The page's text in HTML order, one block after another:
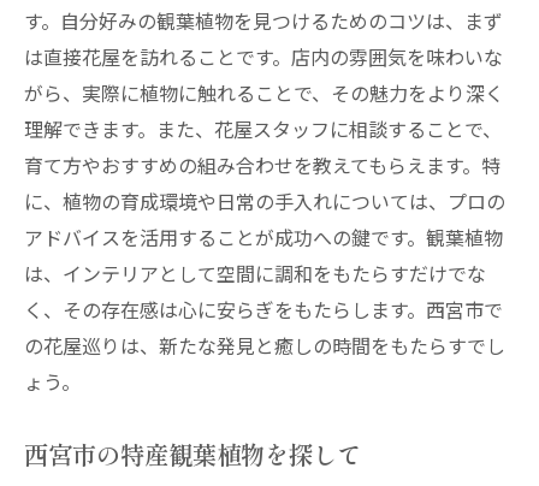
観葉植物で作る居心地よい空間
専門家に聞く植物の選び方
花屋が教える植物の楽しみ方
す。自分好みの観葉植物を見つけるためのコツは、まず
は直接花屋を訪れることです。店内の雰囲気を味わいな
がら、実際に植物に触れることで、その魅力をより深く
理解できます。また、花屋スタッフに相談することで、
育て方やおすすめの組み合わせを教えてもらえます。特
に、植物の育成環境や日常の手入れについては、プロの
アドバイスを活用することが成功への鍵です。観葉植物
は、インテリアとして空間に調和をもたらすだけでな
く、その存在感は心に安らぎをもたらします。西宮市で
の花屋巡りは、新たな発見と癒しの時間をもたらすでし
ょう。
西宮市の特産観葉植物を探して